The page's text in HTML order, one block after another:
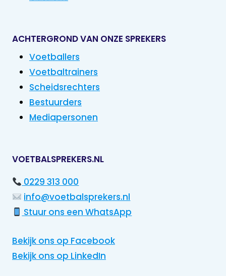
ACHTERGROND VAN ONZE SPREKERS
Voetballers
Voetbaltrainers
Scheidsrechters
Bestuurders
Mediapersonen
VOETBALSPREKERS.NL
0229 313 000
info@voetbalsprekers.nl
Stuur ons een WhatsApp
Bekijk ons op Facebook
Bekijk ons op LinkedIn